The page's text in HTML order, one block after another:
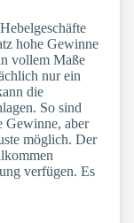
hohe Gewinne
vollem Maße
nur ein
die
So sind
Gewinne, aber
möglich. Der
verfügen. Es